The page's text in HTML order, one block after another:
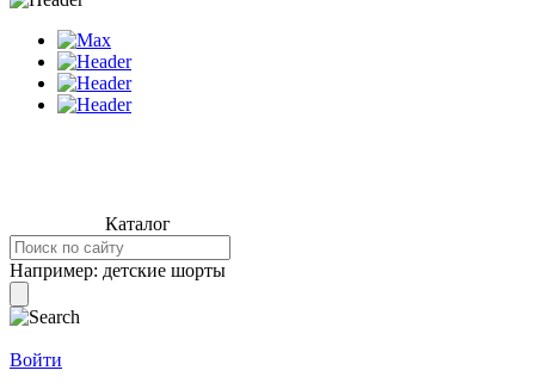
Каталог
Например: детские шорты
Войти